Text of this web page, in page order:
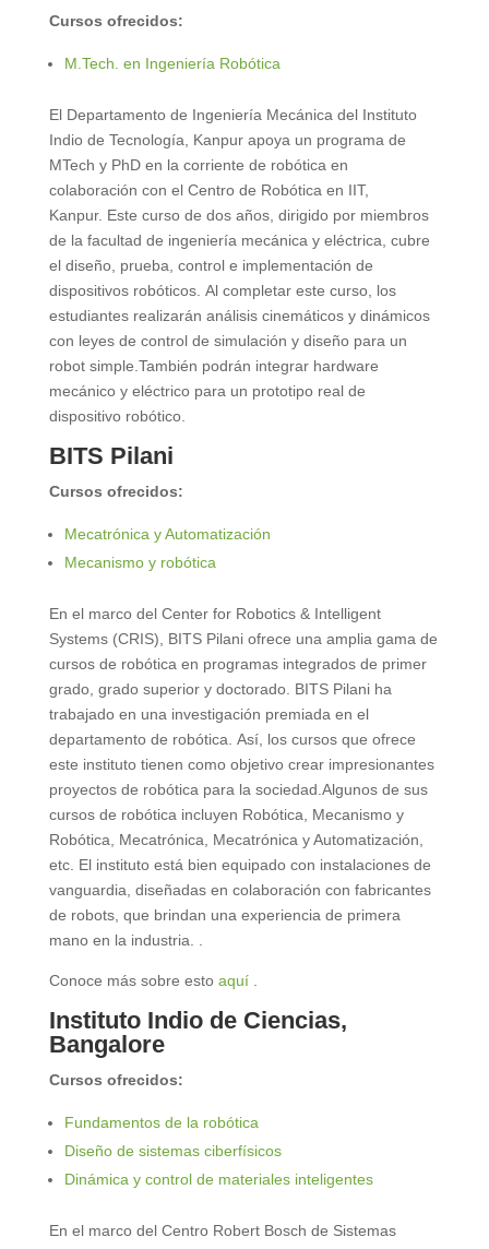
Cursos ofrecidos:
M.Tech. en Ingeniería Robótica
El Departamento de Ingeniería Mecánica del Instituto
Indio de Tecnología, Kanpur apoya un programa de
MTech y PhD en la corriente de robótica en
colaboración con el Centro de Robótica en IIT,
Kanpur. Este curso de dos años, dirigido por miembros
de la facultad de ingeniería mecánica y eléctrica, cubre
el diseño, prueba, control e implementación de
dispositivos robóticos. Al completar este curso, los
estudiantes realizarán análisis cinemáticos y dinámicos
con leyes de control de simulación y diseño para un
robot simple.También podrán integrar hardware
mecánico y eléctrico para un prototipo real de
dispositivo robótico.
BITS Pilani
Cursos ofrecidos:
Mecatrónica y Automatización
Mecanismo y robótica
En el marco del Center for Robotics & Intelligent
Systems (CRIS), BITS Pilani ofrece una amplia gama de
cursos de robótica en programas integrados de primer
grado, grado superior y doctorado. BITS Pilani ha
trabajado en una investigación premiada en el
departamento de robótica. Así, los cursos que ofrece
este instituto tienen como objetivo crear impresionantes
proyectos de robótica para la sociedad.Algunos de sus
cursos de robótica incluyen Robótica, Mecanismo y
Robótica, Mecatrónica, Mecatrónica y Automatización,
etc. El instituto está bien equipado con instalaciones de
vanguardia, diseñadas en colaboración con fabricantes
de robots, que brindan una experiencia de primera
mano en la industria. .
Conoce más sobre esto aquí.
Instituto Indio de Ciencias,
Bangalore
Cursos ofrecidos:
Fundamentos de la robótica
Diseño de sistemas ciberfísicos
Dinámica y control de materiales inteligentes
En el marco del Centro Robert Bosch de Sistemas